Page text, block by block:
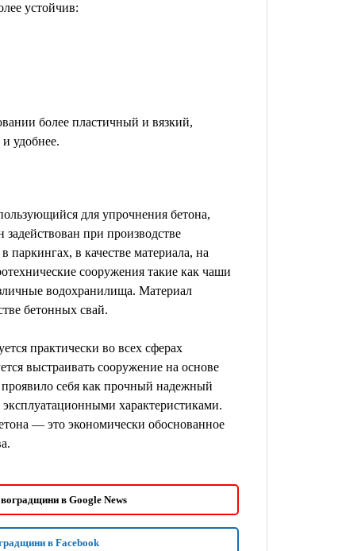
устойчив:
более пластичный и вязкий,
удобнее.
для упрочнения бетона,
при производстве
в качестве материала, на
сооружения такие как чаши
водохранилища. Материал
бетонных свай.
практически во всех сферах
выстраивать сооружение на основе
себя как прочный надежный
характеристиками.
— это экономически обоснованное
в Google News
в Facebook